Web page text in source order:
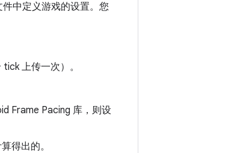
件中定义游戏的设置。您
tick 上传一次）。
Frame Pacing 库，则设
得出的。